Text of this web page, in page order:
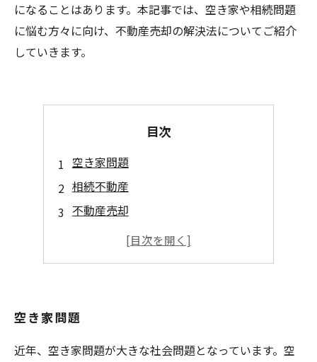
になることはあります。本記事では、空き家や相続問題
に悩む方々に向け、不動産売却の解決法についてご紹介
していきます。
目次
空き家問題
相続不動産
不動産売却
空き家問題
近年、空き家問題が大きな社会問題となっています。空